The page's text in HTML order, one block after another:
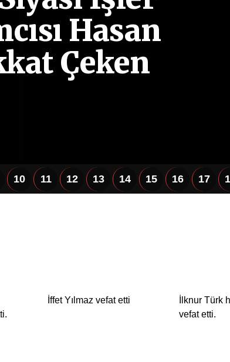
Hasan
Çeken
10 11 12 13 14 15 16 17
İffet Yılmaz vefat etti
İlknur Türk
vefat etti.